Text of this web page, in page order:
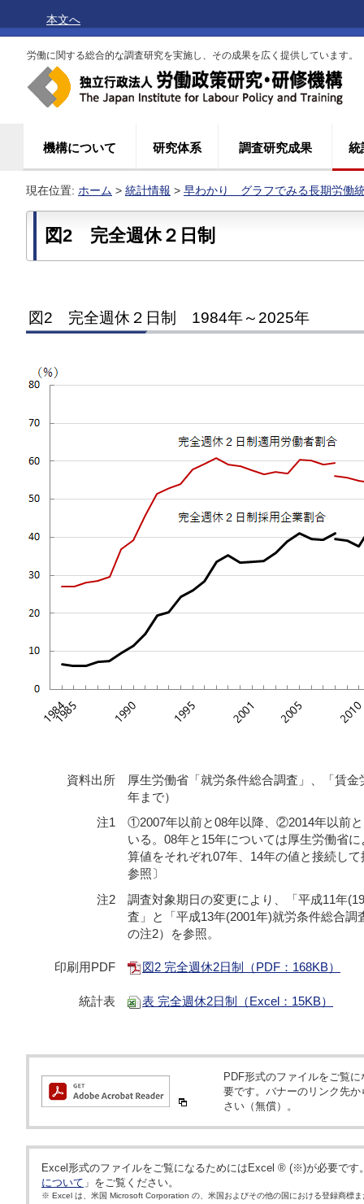
本文へ
労働に関する総合的な調査研究を実施し、その成果を広く提供しています。
機構について 研究体系 調査研究成果 統
現在位置: ホーム > 統計情報 > 早わかり グラフでみる長期労働
図2 完全週休２日制
図2 完全週休２日制 1984年～2025年
資料出所
厚生労働省「就労条件総合調査」、「賃
年まで）
注1
①2007年以前と08年以降、②2014年以前
いる。08年と15年については厚生労働省
算値をそれぞれ07年、14年の値と接続し
参照〕
注2
調査対象期日の変更により、「平成11年
査」と「平成13年(2001年)就労条件総合
の注2）を参照。
印刷用PDF 図2 完全週休2日制（PDF：168KB）
統計表 表 完全週休2日制（Excel：15KB）
PDF形式のファイルをご覧
要です。バナーのリンク先
さい（無償）。
Excel形式のファイルをご覧になるためにはExcel ® (※)が必要です
について 」をご覧ください。
※ Excel は、米国 Microsoft Corporation の、米国およびその他の国における登録商標ま